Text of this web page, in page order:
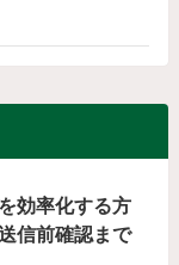
効率化する方
信前確認まで